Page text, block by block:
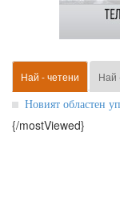
Най - четени Най
Новият областен
{/mostViewed}